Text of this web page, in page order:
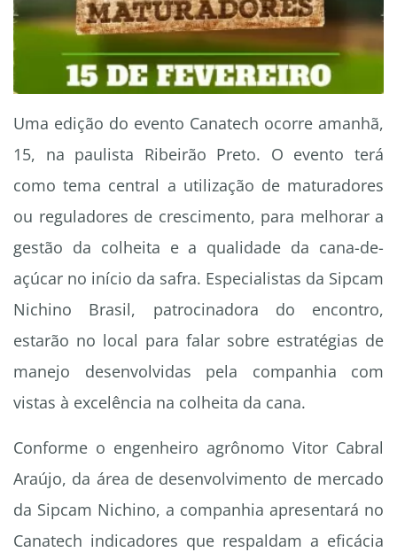
Uma edição do evento Canatech ocorre amanhã,
15, na paulista Ribeirão Preto. O evento terá
como tema central a utilização de maturadores
ou reguladores de crescimento, para melhorar a
gestão da colheita e a qualidade da cana-de-
açúcar no início da safra. Especialistas da Sipcam
Nichino Brasil, patrocinadora do encontro,
estarão no local para falar sobre estratégias de
manejo desenvolvidas pela companhia com
vistas à excelência na colheita da cana.
Conforme o engenheiro agrônomo Vitor Cabral
Araújo, da área de desenvolvimento de mercado
da Sipcam Nichino, a companhia apresentará no
Canatech indicadores que respaldam a eficácia